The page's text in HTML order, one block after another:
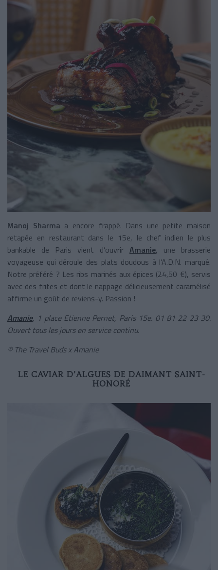
Manoj Sharma a encore frappé. Dans une petite maison
retapée en restaurant dans le 15e, le chef indien le plus
bankable de Paris vient d’ouvrir Amanie, une brasserie
voyageuse qui déroule des plats doudous à l’A.D.N. marqué.
Notre préféré ? Les ribs marinés aux épices (24,50 €), servis
avec des frites et dont le nappage délicieusement caramélisé
affirme un goût de reviens-y. Passion !
Amanie, 1 place Etienne Pernet, Paris 15e. 01 81 22 23 30.
Ouvert tous les jours en service continu.
© The Travel Buds x Amanie
LE CAVIAR D’ALGUES DE DAIMANT SAINT-
HONORÉ